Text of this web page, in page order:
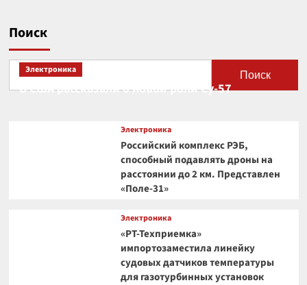
Поиск
Поиск
Электроника
В США рассказали о новой роли Су-57
Электроника
Российский комплекс РЭБ,
способный подавлять дроны на
расстоянии до 2 км. Представлен
«Поле-31»
Электроника
«РТ-Техприемка»
импортозаместила линейку
судовых датчиков температуры
для газотурбинных установок